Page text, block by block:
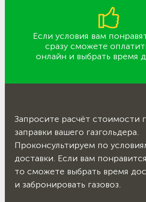
Если условия вам
сразу сможете
онлайн и выбрать время
Запросите расчёт стоимости
заправки вашего газгольдера.
Проконсультируем по
доставки. Если вам
то сможете выбрать время
и забронировать газовоз.